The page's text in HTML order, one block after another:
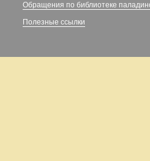
Обращения по библиотеке
Полезные ссылки